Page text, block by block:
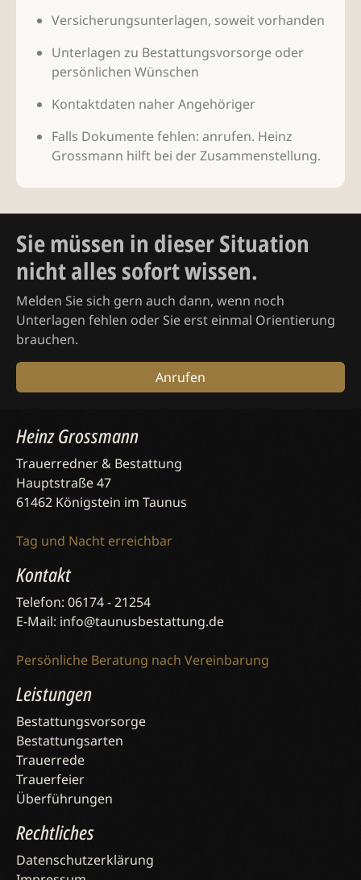
Versicherungsunterlagen, soweit vorhanden
Unterlagen zu Bestattungsvorsorge oder
persönlichen Wünschen
Kontaktdaten naher Angehöriger
Falls Dokumente fehlen: anrufen. Heinz
Grossmann hilft bei der Zusammenstellung.
Sie müssen in dieser Situation
nicht alles sofort wissen.
Melden Sie sich gern auch dann, wenn noch
Unterlagen fehlen oder Sie erst einmal Orientierung
brauchen.
Anrufen
Heinz Grossmann
Trauerredner & Bestattung
Hauptstraße 47
61462 Königstein im Taunus
Tag und Nacht erreichbar
Kontakt
Telefon: 06174 - 21254
E-Mail: info@taunusbestattung.de
Persönliche Beratung nach Vereinbarung
Leistungen
Bestattungsvorsorge
Bestattungsarten
Trauerrede
Trauerfeier
Überführungen
Rechtliches
Datenschutzerklärung